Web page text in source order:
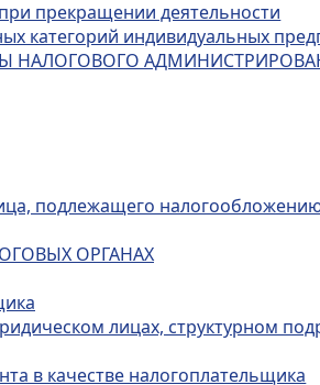
прекращении деятельности
категорий индивидуальных
НАЛОГОВОГО
подлежащего
ОРГАНАХ
лицах, структурном
в качестве налогоплательщика